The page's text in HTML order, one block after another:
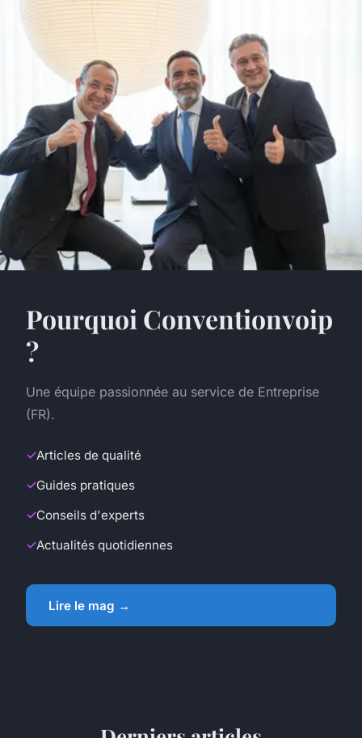
Pourquoi Conventionvoip
?
Une équipe passionnée au service de Entreprise
(FR).
Articles de qualité
Guides pratiques
Conseils d'experts
Actualités quotidiennes
Lire le mag →